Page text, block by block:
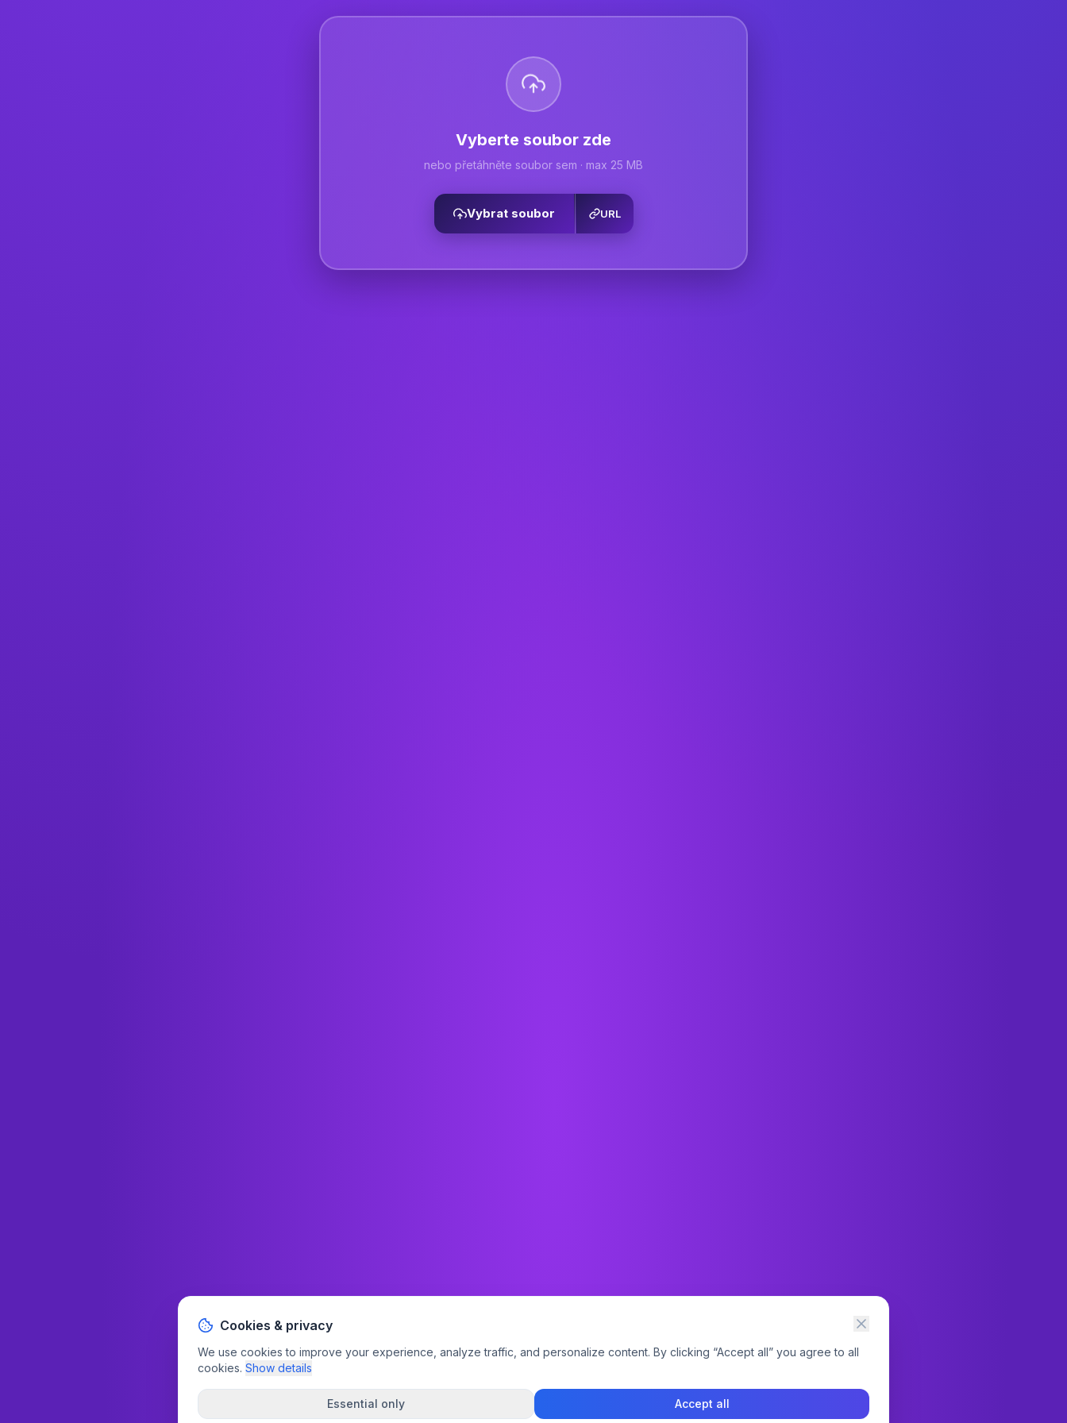
Vyberte soubor zde
nebo přetáhněte soubor sem · max 25 MB
Vybrat soubor URL
Cookies & privacy
We use cookies to improve your experience, analyze traffic, and personalize content. By clicking “Accept all” you agree to all
cookies. Show details
Essential only Accept all